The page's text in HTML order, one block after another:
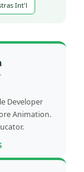
Int'l
Developer
Animation.